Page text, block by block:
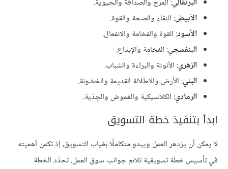
الأبيض: النقاء والصحة والقوة.
الأسود: القوة والفخامة والانفعال.
البنفسجي: الفخامة والإبداع.
الزهري: الأنوثة والبراءة والشباب.
البني: الأرض والإطلالة القديمة والخشونة.
الرمادي: الكلاسيكية والغموض والجِدّية.
ابدأ بتنفيذ خطة التسويق
لا يمكن أن يزدهر العمل ويبدو متكاملًا بغياب التسويق، إذ تكمن أهميته
في تأسيس خطة تسويقية تلائم جوانب سوق العمل. تحدّد الخطة